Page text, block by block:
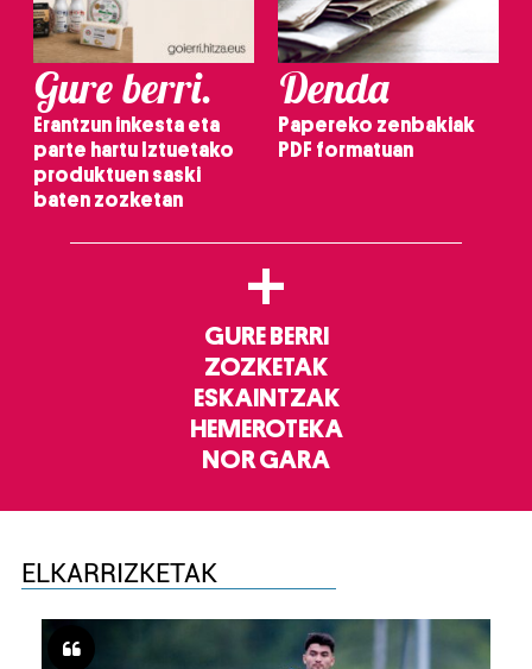
Gure berri.
Erantzun inkesta eta
parte hartu Iztuetako
produktuen saski
baten zozketan
Denda
Papereko zenbakiak
PDF formatuan
+
GURE BERRI
ZOZKETAK
ESKAINTZAK
HEMEROTEKA
NOR GARA
ELKARRIZKETAK